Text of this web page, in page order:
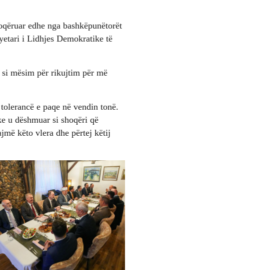
edhe nga bashkëpunëtorët
i Lidhjes Demokratike të
mësim për rikujtim për më
e paqe në vendin tonë.
u dëshmuar si shoqëri që
këto vlera dhe përtej këtij